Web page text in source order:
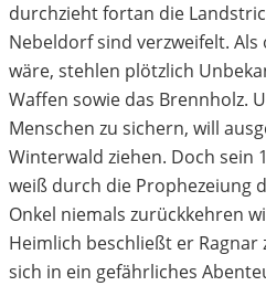
durchzieht fortan die
Nebeldorf sind verzweifelt.
wäre, stehlen plötzlich
Waffen sowie das Brennholz.
Menschen zu sichern, will
Winterwald ziehen. Doch sein
weiß durch die Prophezeiung
Onkel niemals zurückkehren
Heimlich beschließt er
sich in ein gefährliches